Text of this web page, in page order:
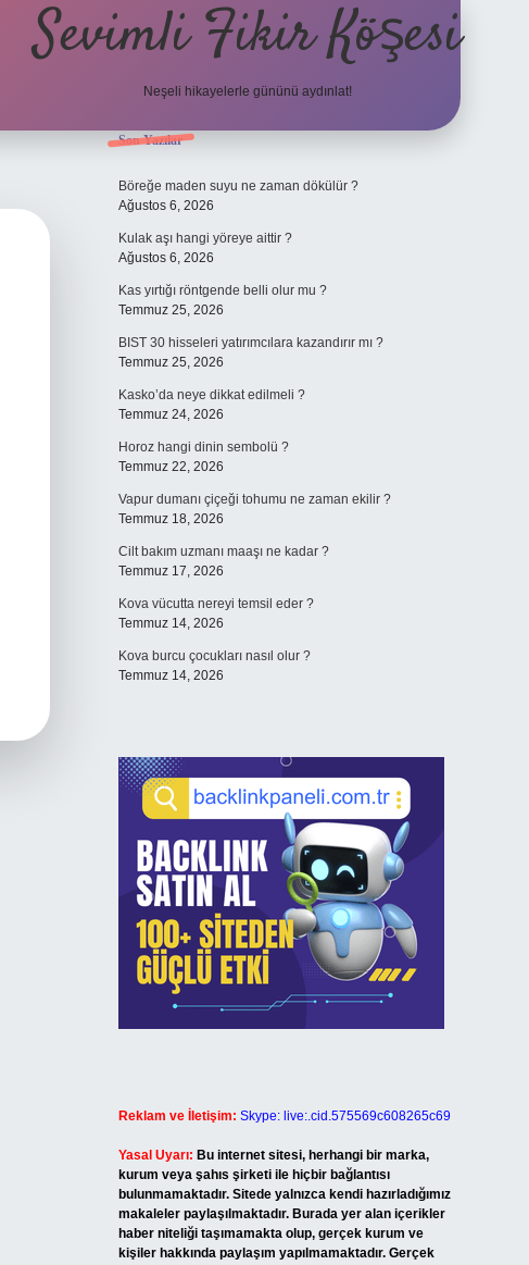
Sevimli Fikir Köşesi
Neşeli hikayelerle gününü aydınlat!
Sidebar
Son Yazılar
Böreğe maden suyu ne zaman dökülür ?
Ağustos 6, 2026
Kulak aşı hangi yöreye aittir ?
Ağustos 6, 2026
Kas yırtığı röntgende belli olur mu ?
Temmuz 25, 2026
BIST 30 hisseleri yatırımcılara kazandırır mı ?
Temmuz 25, 2026
Kasko’da neye dikkat edilmeli ?
Temmuz 24, 2026
Horoz hangi dinin sembolü ?
Temmuz 22, 2026
Vapur dumanı çiçeği tohumu ne zaman ekilir ?
Temmuz 18, 2026
Cilt bakım uzmanı maaşı ne kadar ?
Temmuz 17, 2026
Kova vücutta nereyi temsil eder ?
Temmuz 14, 2026
Kova burcu çocukları nasıl olur ?
Temmuz 14, 2026
Reklam ve İletişim: Skype: live:.cid.575569c608265c69
Yasal Uyarı: Bu internet sitesi, herhangi bir marka,
kurum veya şahıs şirketi ile hiçbir bağlantısı
bulunmamaktadır. Sitede yalnızca kendi hazırladığımız
makaleler paylaşılmaktadır. Burada yer alan içerikler
haber niteliği taşımamakta olup, gerçek kurum ve
kişiler hakkında paylaşım yapılmamaktadır. Gerçek